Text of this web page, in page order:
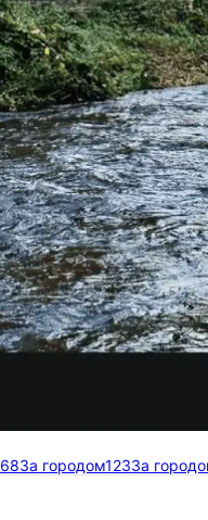
68За городом123За